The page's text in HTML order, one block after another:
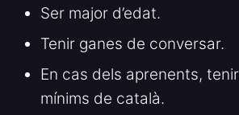
Ser major d’edat.
Tenir ganes de conversar.
En cas dels aprenents,
mínims de català.